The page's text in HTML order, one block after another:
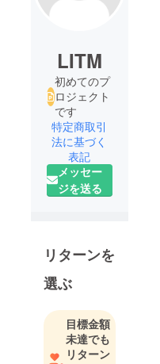
LITM
初めてのプ
ロジェクト
です
特定商取引
法に基づく
表記
メッセー
ジを送る
リターンを
選ぶ
目標金額
未達でも
リターン